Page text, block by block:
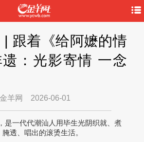
| 跟着《给阿嬷的情
：光影寄情 一念
金羊网 2026-06-01
是一代代潮汕人用毕生光阴织就、煮
腌透、唱出的滚烫生活。